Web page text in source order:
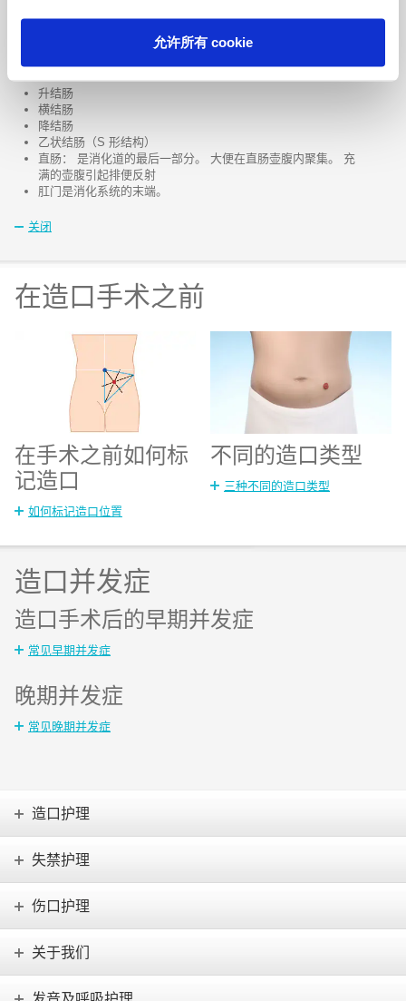
允许所有 cookie
成人的大肠约为 1–2 米长。 它分为 6 个部分：
升结肠
横结肠
降结肠
乙状结肠（S 形结构）
直肠： 是消化道的最后一部分。 大便在直肠壶腹内聚集。 充
满的壶腹引起排便反射
肛门是消化系统的末端。
关闭
在造口手术之前
在手术之前如何标
记造口
如何标记造口位置
不同的造口类型
三种不同的造口类型
造口并发症
造口手术后的早期并发症
常见早期并发症
晚期并发症
常见晚期并发症
造口护理
失禁护理
伤口护理
关于我们